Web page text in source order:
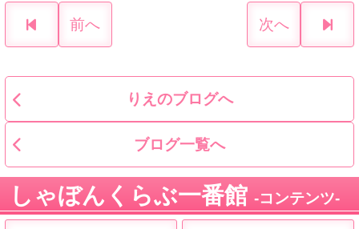
前へ 次へ
りえのブログへ
ブログ一覧へ
しゃぼんくらぶ一番館 コンテンツ